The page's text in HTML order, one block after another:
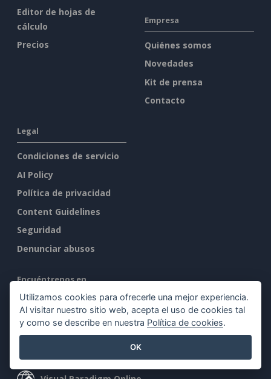
Editor de hojas de
cálculo
Precios
Empresa
Quiénes somos
Novedades
Kit de prensa
Contacto
Legal
Condiciones de servicio
AI Policy
Política de privacidad
Content Guidelines
Seguridad
Denunciar abusos
Encuéntrenos en
Utilizamos cookies para ofrecerle una mejor experiencia.
Al visitar nuestro sitio web, acepta el uso de cookies tal
y como se describe en nuestra Política de cookies.
OK